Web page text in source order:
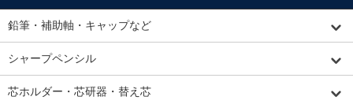
鉛筆・補助軸・キャップなど
シャープペンシル
芯ホルダー・芯研器・替え芯